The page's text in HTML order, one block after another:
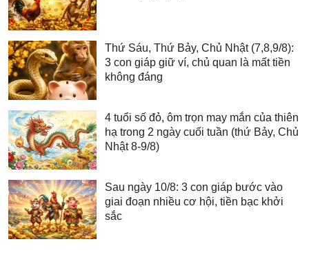
Thứ Sáu, Thứ Bảy, Chủ Nhật (7,8,9/8):
3 con giáp giữ ví, chủ quan là mất tiền
không đáng
4 tuổi số đỏ, ôm trọn may mắn của thiên
hạ trong 2 ngày cuối tuần (thứ Bảy, Chủ
Nhật 8-9/8)
Sau ngày 10/8: 3 con giáp bước vào
giai đoạn nhiều cơ hội, tiền bạc khởi
sắc